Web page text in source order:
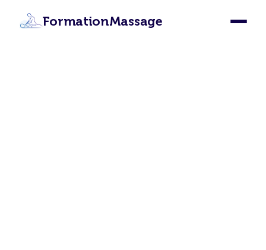
FormationMassage